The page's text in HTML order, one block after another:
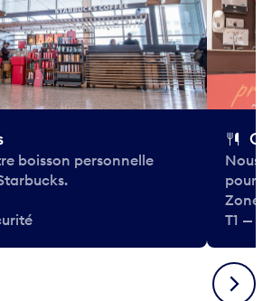
boisson personnelle
Nous
pour
Zone.
T1 —
Suivant